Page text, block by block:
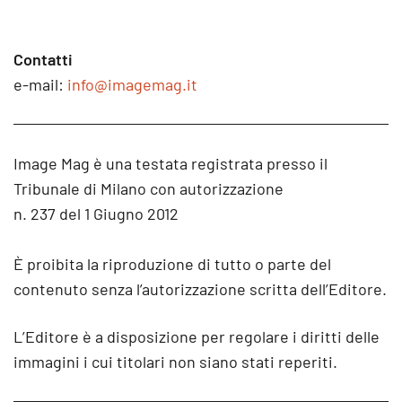
Contatti
e-mail: info@imagemag.it
Image Mag è una testata registrata presso il
Tribunale di Milano con autorizzazione
n. 237 del 1 Giugno 2012
È proibita la riproduzione di tutto o parte del
contenuto senza l’autorizzazione scritta dell’Editore.
L’Editore è a disposizione per regolare i diritti delle
immagini i cui titolari non siano stati reperiti.